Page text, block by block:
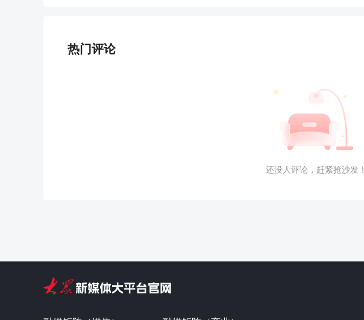
热门评论
还没人评论，赶紧抢沙发！